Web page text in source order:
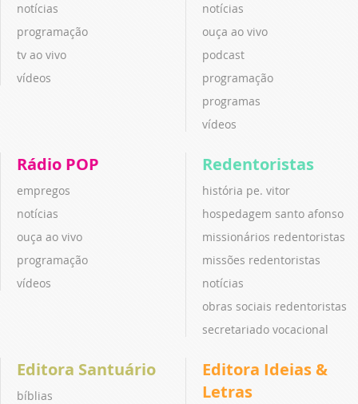
notícias
programação
tv ao vivo
vídeos
notícias
ouça ao vivo
podcast
programação
programas
vídeos
Rádio POP
empregos
notícias
ouça ao vivo
programação
vídeos
Redentoristas
história pe. vitor
hospedagem santo afonso
missionários redentoristas
missões redentoristas
notícias
obras sociais redentoristas
secretariado vocacional
Editora Santuário
bíblias
Editora Ideias &
Letras